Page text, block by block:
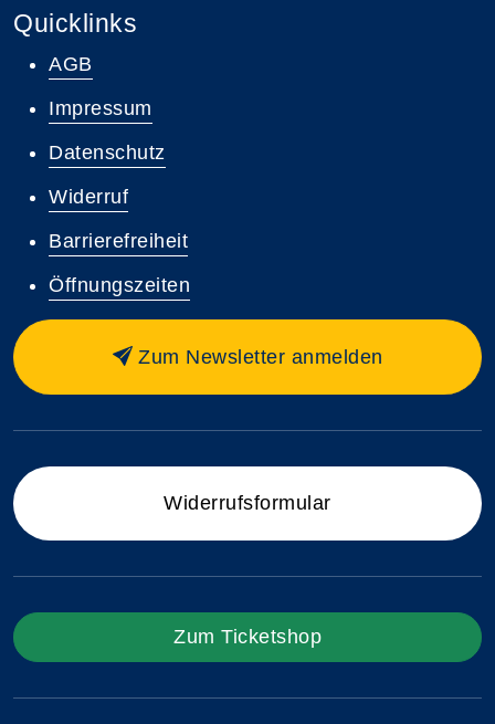
Quicklinks
AGB
Impressum
Datenschutz
Widerruf
Barrierefreiheit
Öffnungszeiten
Zum Newsletter anmelden
Widerrufsformular
Zum Ticketshop